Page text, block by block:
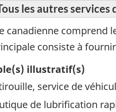
les autres
canadienne comprend
consiste à
illustratif(s)
service de
de lubrification